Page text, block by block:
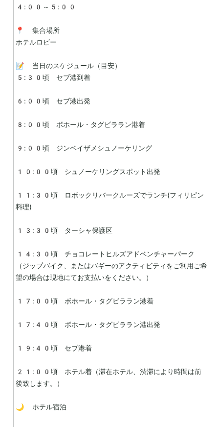
4:00～5:00
📍 集合場所
ホテルロビー
📝 当日のスケジュール（目安）
5:30頃　セブ港到着
6:00頃　セブ港出発
8:00頃　ボホール・タグビララン港着
9:00頃　ジンベイザメシュノーケリング
10:00頃　シュノーケリングスポット出発
11:30頃　ロボックリバークルーズでランチ(フィリピン
料理)
13:30頃　ターシャ保護区
14:30頃　チョコレートヒルズアドベンチャーパーク
（ジップバイク、またはバギーのアクティビティをご利用ご希
望の場合は現地にてお支払いをください。）
17:00頃　ボホール・タグビララン港着
17:40頃　ボホール・タグビララン港出発
19:40頃　セブ港着
21:00頃　ホテル着（滞在ホテル、渋滞により時間は前
後致します。）
🌙 ホテル宿泊